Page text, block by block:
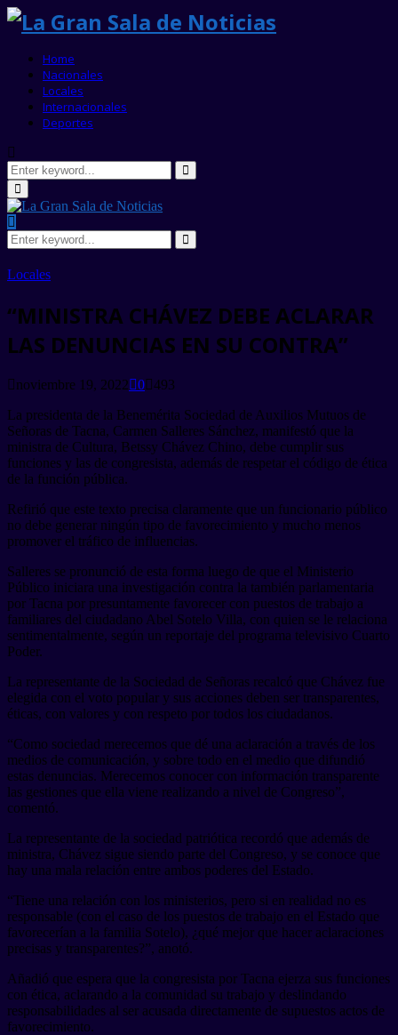
Home
Nacionales
Locales
Internacionales
Deportes
Search
for:
Search
Primary
Menu
Search
for:
Search
Locales
“MINISTRA CHÁVEZ DEBE ACLARAR
LAS DENUNCIAS EN SU CONTRA”
noviembre 19, 2022 0 493
La presidenta de la Benemérita Sociedad de Auxilios Mutuos de
Señoras de Tacna, Carmen Salleres Sánchez, manifestó que la
ministra de Cultura, Betssy Chávez Chino, debe cumplir sus
funciones y las de congresista, además de respetar el código de ética
de la función pública.
Refirió que este texto precisa claramente que un funcionario público
no debe generar ningún tipo de favorecimiento y mucho menos
promover el tráfico de influencias.
Salleres se pronunció de esta forma luego de que el Ministerio
Público iniciara una investigación contra la también parlamentaria
por Tacna por presuntamente favorecer con puestos de trabajo a
familiares del ciudadano Abel Sotelo Villa, con quien se le relaciona
sentimentalmente, según un reportaje del programa televisivo Cuarto
Poder.
La representante de la Sociedad de Señoras recalcó que Chávez fue
elegida con el voto popular y sus acciones deben ser transparentes,
éticas, con valores y con respeto por todos los ciudadanos.
“Como sociedad merecemos que dé una aclaración a través de los
medios de comunicación, y sobre todo en el medio que difundió
estas denuncias. Merecemos conocer con información transparente
las gestiones que ella viene realizando a nivel de Congreso”,
comentó.
La representante de la sociedad patriótica recordó que además de
ministra, Chávez sigue siendo parte del Congreso, y se conoce que
hay una mala relación entre ambos poderes del Estado.
“Tiene una relación con los ministerios, pero si en realidad no es
responsable (con el caso de los puestos de trabajo en el Estado que
favorecerían a la familia Sotelo), ¿qué mejor que hacer aclaraciones
precisas y transparentes?”, anotó.
Añadió que espera que la congresista por Tacna ejerza sus funciones
con ética, aclarando a la comunidad su trabajo y deslindando
responsabilidades al ser acusada directamente de supuestos actos de
favorecimiento.